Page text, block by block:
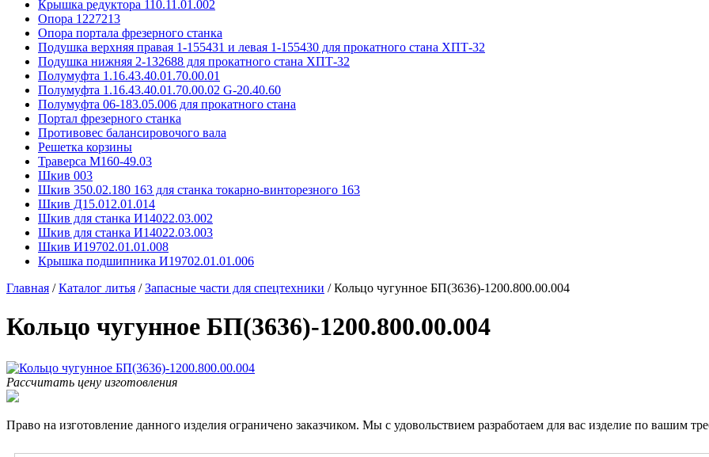
Крышка редуктора 110.11.01.002
Опора 1227213
Опора портала фрезерного станка
Подушка верхняя правая 1-155431 и левая 1-155430 для прокатного стана ХПТ-32
Подушка нижняя 2-132688 для прокатного стана ХПТ-32
Полумуфта 1.16.43.40.01.70.00.01
Полумуфта 1.16.43.40.01.70.00.02 G-20.40.60
Полумуфта 06-183.05.006 для прокатного стана
Портал фрезерного станка
Противовес балансировочого вала
Решетка корзины
Траверса М160-49.03
Шкив 003
Шкив 350.02.180 163 для станка токарно-винторезного 163
Шкив Д15.012.01.014
Шкив для станка И14022.03.002
Шкив для станка И14022.03.003
Шкив И19702.01.01.008
Крышка подшипника И19702.01.01.006
Главная /Каталог литья /Запасные части для спецтехники /Кольцо чугунное БП(3636)-1200.800.00.004
Кольцо чугунное БП(3636)-1200.800.00.004
Рассчитать цену изготовления
Право на изготовление данного изделия ограничено заказчиком. Мы с удовольствием разработаем для вас изделие по вашим